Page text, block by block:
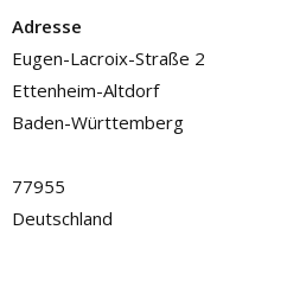
Adresse
Eugen-Lacroix-Straße 2
Ettenheim-Altdorf
Baden-Württemberg
77955
Deutschland